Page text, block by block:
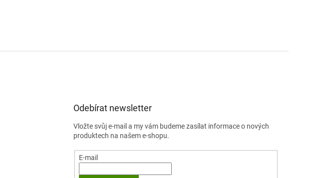
Odebírat newsletter
Vložte svůj e-mail a my vám budeme zasílat informace o nových
produktech na našem e-shopu.
E-mail